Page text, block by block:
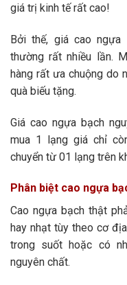
giá trị kinh tế rất cao!
Bởi thế, giá cao
thường rất nhiều lần.
hàng rất ưa chuộng do
quà biếu tặng.
Giá cao ngựa bạch
mua 1 lạng giá chỉ
chuyển từ 01 lạng trên
Phân biệt cao ngựa
Cao ngựa bạch thật
hay nhạt tùy theo cơ
trong suốt hoặc có
nguyên chất.